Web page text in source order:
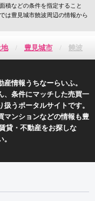
積などの条件を指定すること
は豊見城市饒波周辺の情報から
豊見城市 饒波
情報うちなーらいふ。
、条件にマッチした売買一
うポータルサイトです。
マンションなどの情報も豊
貸・不動産をお探しな